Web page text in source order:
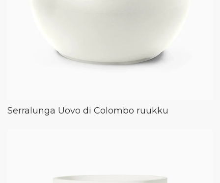
Serralunga Uovo di Colombo ruukku